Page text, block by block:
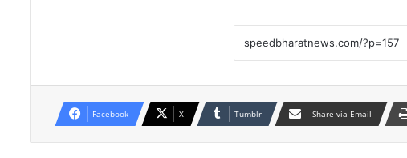
Facebook X Tumblr Share via Email